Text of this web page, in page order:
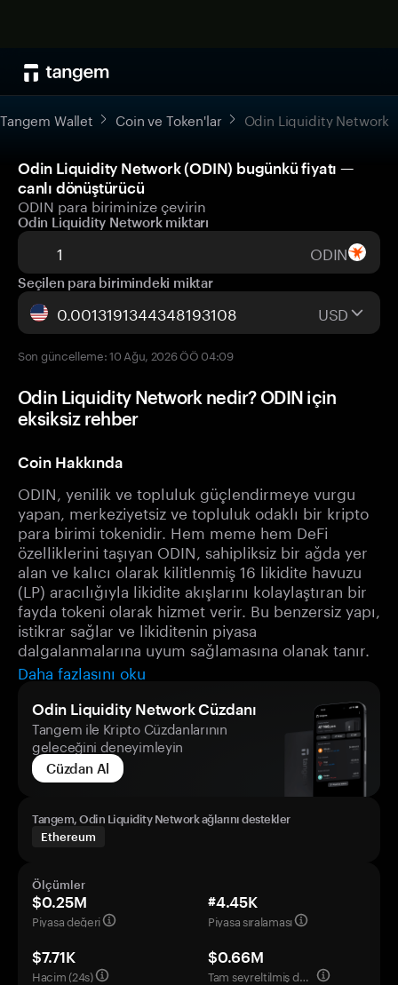
Tangem Wallet Coin ve Token'lar Odin Liquidity Network
Odin Liquidity Network (ODIN) bugünkü fiyatı —
canlı dönüştürücü
ODIN para biriminize çevirin
Odin Liquidity Network miktarı
ODIN
Seçilen para birimindeki miktar
USD
Son güncelleme: 10 Ağu, 2026 ÖÖ 04:09
Odin Liquidity Network nedir? ODIN için
eksiksiz rehber
Coin Hakkında
ODIN, yenilik ve topluluk güçlendirmeye vurgu
yapan, merkeziyetsiz ve topluluk odaklı bir kripto
para birimi tokenidir. Hem meme hem DeFi
özelliklerini taşıyan ODIN, sahipliksiz bir ağda yer
alan ve kalıcı olarak kilitlenmiş 16 likidite havuzu
(LP) aracılığıyla likidite akışlarını kolaylaştıran bir
fayda tokeni olarak hizmet verir. Bu benzersiz yapı,
istikrar sağlar ve likiditenin piyasa
dalgalanmalarına uyum sağlamasına olanak tanır.
Daha fazlasını oku
Odin Liquidity Network Cüzdanı
Tangem ile Kripto Cüzdanlarının
geleceğini deneyimleyin
Cüzdan Al
Tangem, Odin Liquidity Network ağlarını destekler
Ethereum
Ölçümler
$0.25M
Piyasa değeri
#4.45K
Piyasa sıralaması
$7.71K
Hacim (24s)
$0.66M
Tam seyreltilmiş değerleme